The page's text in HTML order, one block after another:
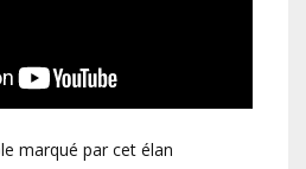
marqué par cet élan